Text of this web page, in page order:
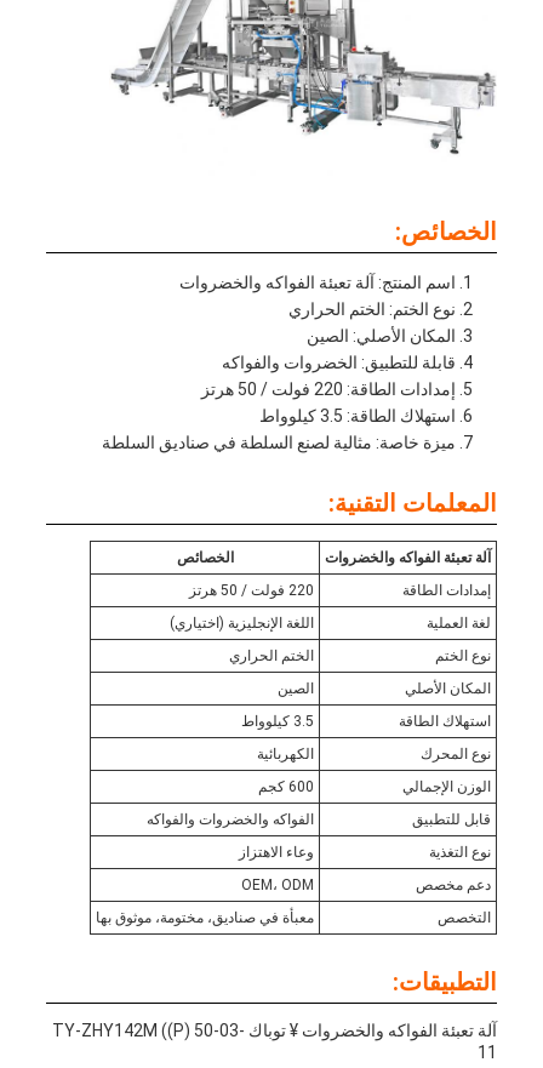
الخصائص:
اسم المنتج: آلة تعبئة الفواكه والخضروات
نوع الختم: الختم الحراري
المكان الأصلي: الصين
قابلة للتطبيق: الخضروات والفواكه
إمدادات الطاقة: 220 فولت / 50 هرتز
استهلاك الطاقة: 3.5 كيلوواط
ميزة خاصة: مثالية لصنع السلطة في صناديق السلطة
المعلمات التقنية:
آلة تعبئة الفواكه والخضروات
الخصائص
إمدادات الطاقة
220 فولت / 50 هرتز
لغة العملية
اللغة الإنجليزية (اختياري)
نوع الختم
الختم الحراري
المكان الأصلي
الصين
استهلاك الطاقة
3.5 كيلوواط
نوع المحرك
الكهربائية
الوزن الإجمالي
600 كجم
قابل للتطبيق
الفواكه والخضروات والفواكه
نوع التغذية
وعاء الاهتزاز
دعم مخصص
OEM، ODM
التخصص
معبأة في صناديق، مختومة، موثوق بها
التطبيقات:
آلة تعبئة الفواكه والخضروات ¥ توباك TY-ZHY142M ((P) 50-03-
11